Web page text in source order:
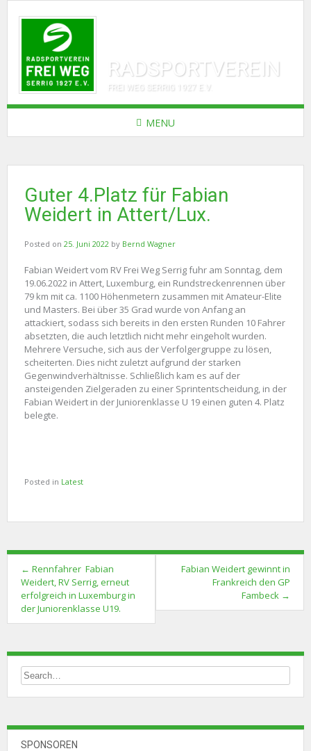
RADSPORTVEREIN
FREI WEG SERRIG 1927 E.V.
MENU
Guter 4.Platz für Fabian
Weidert in Attert/Lux.
Posted on 25. Juni 2022 by Bernd Wagner
Fabian Weidert vom RV Frei Weg Serrig fuhr am Sonntag, dem
19.06.2022 in Attert, Luxemburg, ein Rundstreckenrennen über
79 km mit ca. 1100 Höhenmetern zusammen mit Amateur-Elite
und Masters. Bei über 35 Grad wurde von Anfang an
attackiert, sodass sich bereits in den ersten Runden 10 Fahrer
absetzten, die auch letztlich nicht mehr eingeholt wurden.
Mehrere Versuche, sich aus der Verfolgergruppe zu lösen,
scheiterten. Dies nicht zuletzt aufgrund der starken
Gegenwindverhältnisse. Schließlich kam es auf der
ansteigenden Zielgeraden zu einer Sprintentscheidung, in der
Fabian Weidert in der Juniorenklasse U 19 einen guten 4. Platz
belegte.
Posted in Latest
Post
navigation
← Rennfahrer Fabian
Weidert, RV Serrig, erneut
erfolgreich in Luxemburg in
der Juniorenklasse U19.
Fabian Weidert gewinnt in
Frankreich den GP
Fambeck →
SPONSOREN